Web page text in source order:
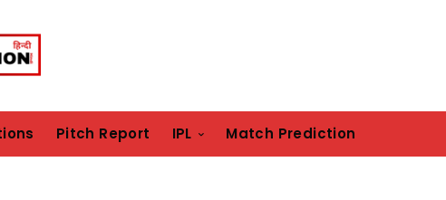
Pitch Report IPL Match Prediction